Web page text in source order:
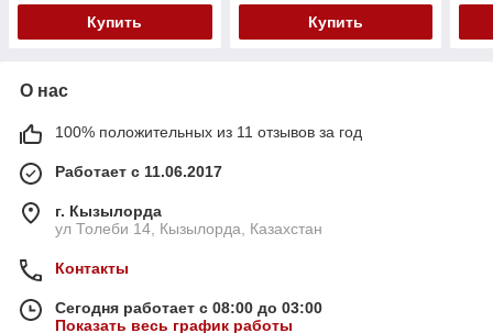
Купить Купить
О нас
100% положительных из 11 отзывов за год
Работает с 11.06.2017
г. Кызылорда
ул Толеби 14, Кызылорда, Казахстан
Контакты
Сегодня работает с 08:00 до 03:00
Показать весь график работы